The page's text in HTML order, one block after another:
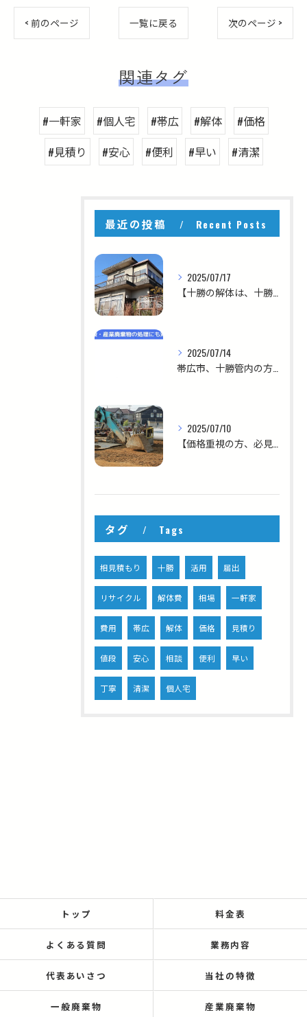
< 前のページ 一覧に戻る 次のページ >
関連タグ
#一軒家 #個人宅 #帯広 #解体
#価格
#見積り
#安心 #便利 #早い #清潔
最近の投稿 Recent Posts
2025/07/17
【十勝の解体は、十勝を知る私たちにお任せください！】
2025/07/14
帯広市、十勝管内の方へ！！【急ぎの解体、大歓迎！スピード対応ならお任せください】
2025/07/10
【価格重視の方、必見！コスパにこだわる解体ならお任せください！】
タグ Tags
相見積もり 十勝 活用 届出
リサイクル 解体費 相場 一軒家
費用 帯広 解体 価格 見積り
値段 安心 相談 便利 早い
丁寧 清潔 個人宅
トップ 料金表
よくある質問 業務内容
代表あいさつ 当社の特徴
一般廃棄物 産業廃棄物